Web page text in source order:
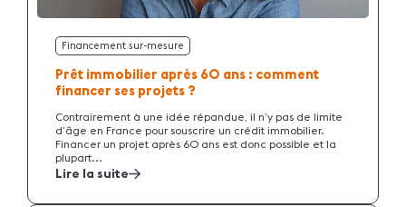
Financement sur-mesure
Prêt immobilier après 60 ans : comment
financer ses projets ?
Contrairement à une idée répandue, il n’y pas de limite
d’âge en France pour souscrire un crédit immobilier.
Financer un projet après 60 ans est donc possible et la
plupart...
Lire la suite